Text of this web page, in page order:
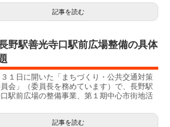
記事を読む
野駅善光寺口駅前広場整備の具体
１日に開いた「まちづくり・公共交通対策
会」（委員長を務めています）で、長野駅
駅前広場の整備事業、第１期中心市街地活
記事を読む